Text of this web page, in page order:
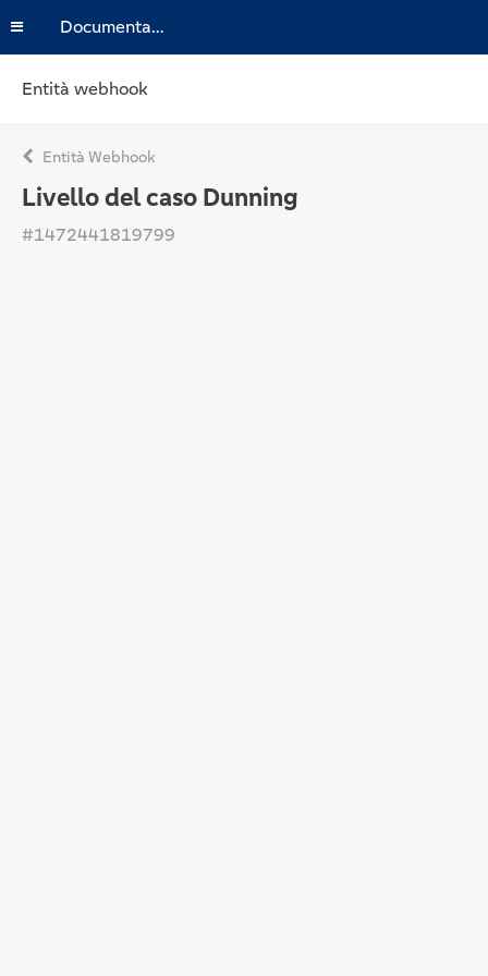
Documentazione
Entità webhook
Entità Webhook
Livello del caso Dunning
#1472441819799